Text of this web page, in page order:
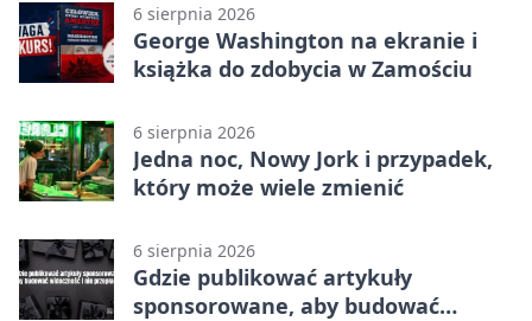
6 sierpnia 2026
George Washington na ekranie i
książka do zdobycia w Zamościu
6 sierpnia 2026
Jedna noc, Nowy Jork i przypadek,
który może wiele zmienić
6 sierpnia 2026
Gdzie publikować artykuły
sponsorowane, aby budować